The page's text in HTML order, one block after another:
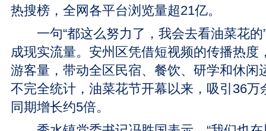
热搜榜，全网各平台浏览量超21亿。
一句“都这么努力了，我会去看油菜花的
成现实流量。安州区凭借短视频的传播热度
游客量，带动全区民宿、餐饮、研学和休闲
不完全统计，油菜花节开幕以来，吸引36万
同期增长约5倍。